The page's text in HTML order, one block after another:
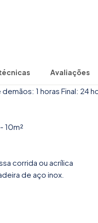
Avaliações
1 horas Final: 24
10m²
corrida ou acrílica
de aço inox.